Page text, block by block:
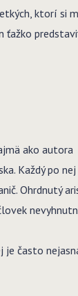
ktorí si
ťažko
ako autora
Každý po nej
Ohrdnutý
často